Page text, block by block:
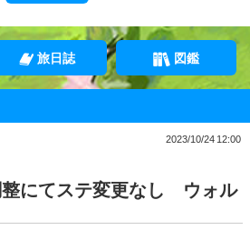
旅日誌 図鑑
2023/10/24 12:00
整にてステ変更なし ウォル